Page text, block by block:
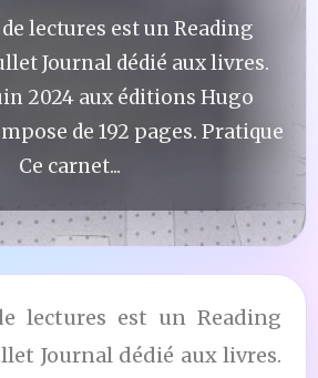
lectures est un Reading
Journal dédié aux livres.
2024 aux éditions Hugo
de 192 pages. Pratique
Ce carnet...
lectures est un Reading
Journal dédié aux livres.